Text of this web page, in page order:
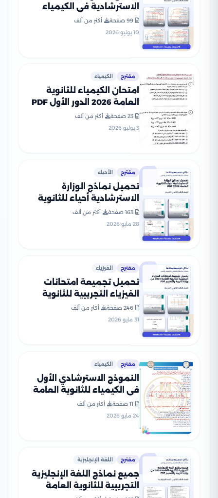
الاسترشادية في الكيمياء
للثانوية العامة 2026 PDF
99 صفحة
أكثر من ألف
10 يونيو 2026
مقترح الكيمياء
امتحان الكيمياء للثانوية
العامة 2026 الدور الأول PDF
لطلاب الصف الثالث الثانوي
23 صفحة
أكثر من ألف
3 يوليو 2026
مقترح الأحياء
تحميل نماذج الوزارة
الاسترشادية أحياء للثانوية
العامة 2026 PDF
163 صفحة
أكثر من ألف
28 مايو 2026
مقترح الفيزياء
تحميل تجميعة امتحانات
الفيزياء التجريبية للثانوية
العامة 2026 من وزارة التربية
والتعليم PDF
246 صفحة
أكثر من ألف
31 مايو 2026
مقترح الكيمياء
النموذج الاسترشادي الأول
في الكيمياء للثانوية العامة
2026 بصيغة PDF
11 صفحة
أكثر من ألف
24 مايو 2026
مقترح اللغة الإنجليزية
جميع نماذج اللغة الإنجليزية
التجريبية للثانوية العامة